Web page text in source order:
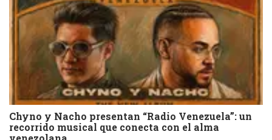
Chyno y Nacho presentan “Radio Venezuela”: un
recorrido musical que conecta con el alma